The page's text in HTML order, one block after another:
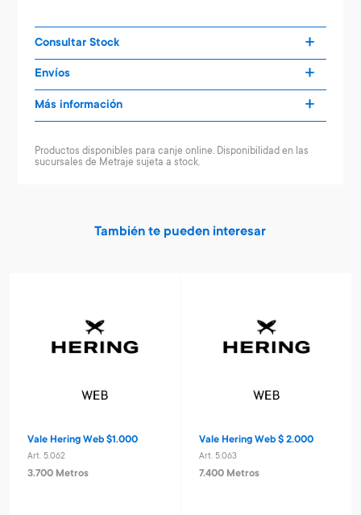
Consultar Stock
Envíos
Más información
Productos disponibles para canje online. Disponibilidad en las
sucursales de Metraje sujeta a stock.
También te pueden interesar
Vale Hering Web $1.000
Art. 5.062
3.700 Metros
Vale Hering Web $ 2.000
Art. 5.063
7.400 Metros